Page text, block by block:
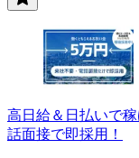
高日給＆日払いで
話面接で即採用！